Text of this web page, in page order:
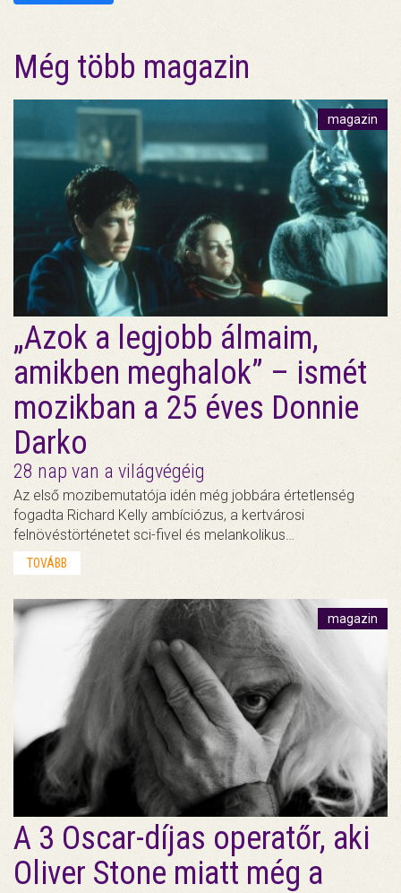
Még több magazin
magazin
„Azok a legjobb álmaim,
amikben meghalok” – ismét
mozikban a 25 éves Donnie
Darko
28 nap van a világvégéig
Az első mozibemutatója idén még jobbára értetlenség
fogadta Richard Kelly ambíciózus, a kertvárosi
felnövéstörténetet sci-fivel és melankolikus…
TOVÁBB
magazin
A 3 Oscar-díjas operatőr, aki
Oliver Stone miatt még a